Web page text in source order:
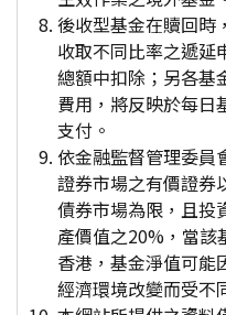
後收型基金在贖回時
收取不同比率之遞延
總額中扣除；另各基
費用，將反映於每日
支付。
依金融監督管理委員
證券市場之有價證券
債券市場為限，且投
產價值之20%，當該
香港，基金淨值可能
經濟環境改變而受不